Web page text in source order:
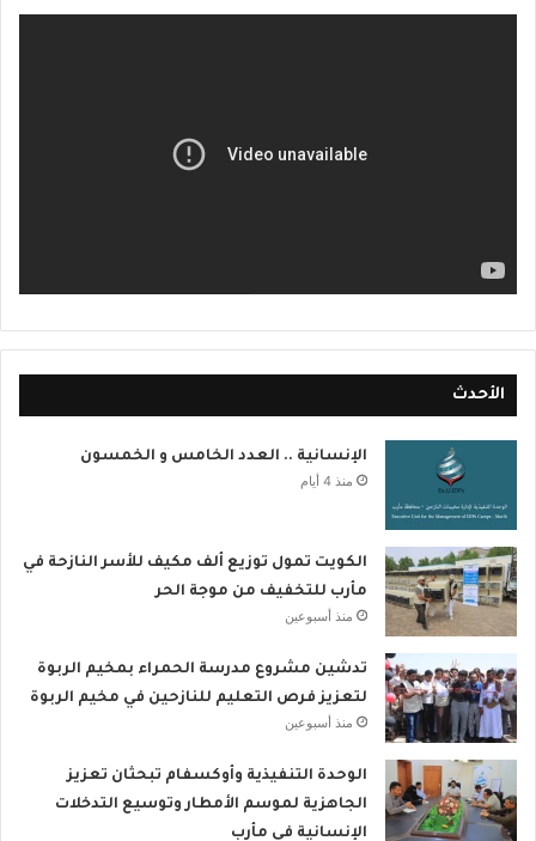
الأحدث
الإنسانية .. العدد الخامس و الخمسون
منذ 4 أيام
الكويت تمول توزيع ألف مكيف للأسر النازحة في
مأرب للتخفيف من موجة الحر
منذ أسبوعين
تدشين مشروع مدرسة الحمراء بمخيم الربوة
لتعزيز فرص التعليم للنازحين في مخيم الربوة
منذ أسبوعين
الوحدة التنفيذية وأوكسفام تبحثان تعزيز
الجاهزية لموسم الأمطار وتوسيع التدخلات
الإنسانية في مأرب